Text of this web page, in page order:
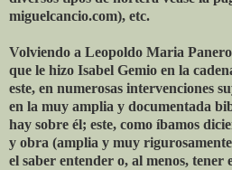
miguelcancio.com), etc.
Volviendo a Leopoldo Maria
que le hizo Isabel Gemio en la
este, en numerosas intervenciones
en la muy amplia y documentada
hay sobre él; este, como íbamos
y obra (amplia y muy
el saber entender o, al menos, tener